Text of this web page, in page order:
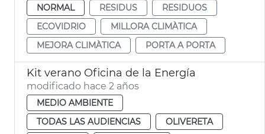
NORMAL
RESIDUS
RESIDUOS
ECOVIDRIO
MILLORA CLIMÀTICA
MEJORA CLIMÀTICA
PORTA A PORTA
Kit verano Oficina de la Energía
modificado hace 2 años
MEDIO AMBIENTE
TODAS LAS AUDIENCIAS
OLIVERETA